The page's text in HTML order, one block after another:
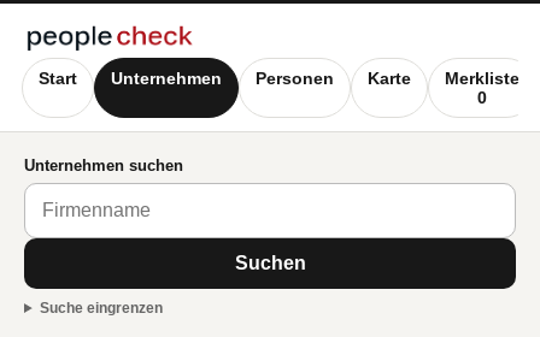
Start Unternehmen Personen Karte
Merkliste
0
Unternehmen suchen
Suchen
Suche eingrenzen